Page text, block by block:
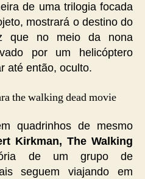
de uma trilogia focada
mostrará o destino do
que no meio da nona
por um helicóptero
até então, oculto.
quadrinhos de mesmo
Kirkman, The Walking
de um grupo de
seguem viajando em